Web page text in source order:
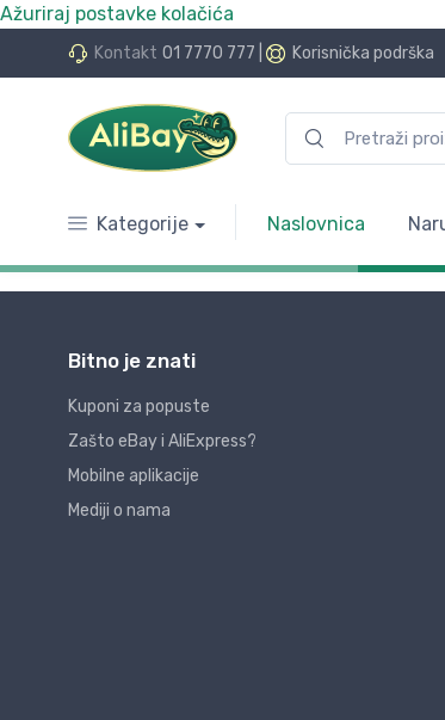
Ažuriraj postavke kolačića
Kontakt 01 7770 777 Korisnička podrška
Kategorije Naslovnica
Bitno je znati
Kuponi za popuste
Zašto eBay i AliExpress?
Mobilne aplikacije
Mediji o nama